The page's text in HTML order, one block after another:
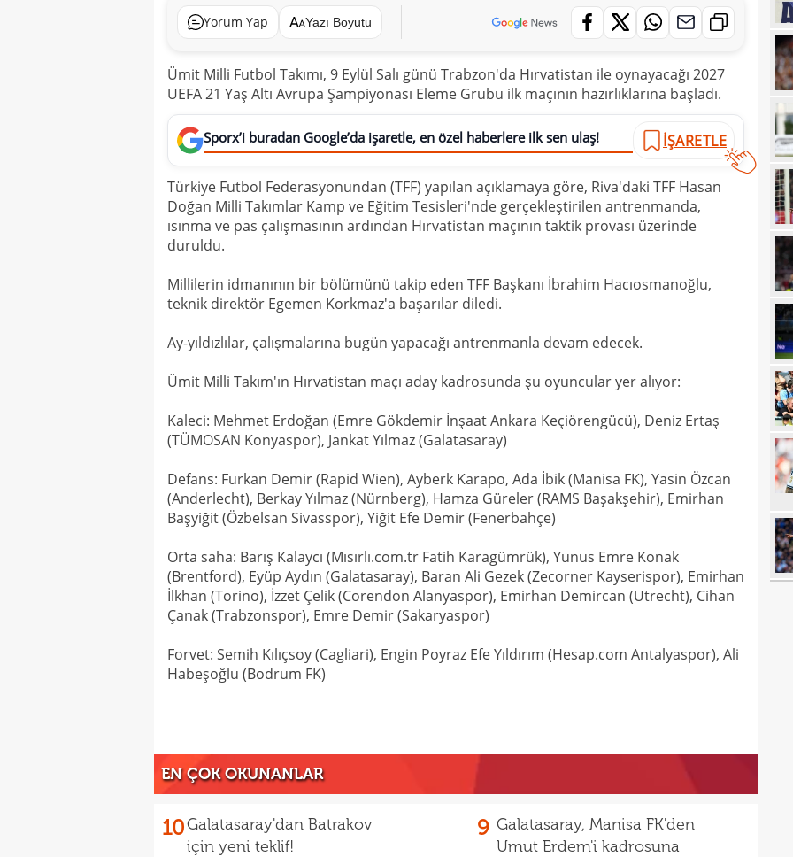
Yorum Yap Yazı Boyutu
Ümit Milli Futbol Takımı, 9 Eylül Salı günü Trabzon'da Hırvatistan ile oynayacağı 2027
UEFA 21 Yaş Altı Avrupa Şampiyonası Eleme Grubu ilk maçının hazırlıklarına başladı.
Sporx’i buradan Google’da işaretle, en özel haberlere ilk sen ulaş! İŞARETLE
Türkiye Futbol Federasyonundan (TFF) yapılan açıklamaya göre, Riva'daki TFF Hasan
Doğan Milli Takımlar Kamp ve Eğitim Tesisleri'nde gerçekleştirilen antrenmanda,
ısınma ve pas çalışmasının ardından Hırvatistan maçının taktik provası üzerinde
duruldu.
Millilerin idmanının bir bölümünü takip eden TFF Başkanı İbrahim Hacıosmanoğlu,
teknik direktör Egemen Korkmaz'a başarılar diledi.
Ay-yıldızlılar, çalışmalarına bugün yapacağı antrenmanla devam edecek.
Ümit Milli Takım'ın Hırvatistan maçı aday kadrosunda şu oyuncular yer alıyor:
Kaleci: Mehmet Erdoğan (Emre Gökdemir İnşaat Ankara Keçiörengücü), Deniz Ertaş
(TÜMOSAN Konyaspor), Jankat Yılmaz (Galatasaray)
Defans: Furkan Demir (Rapid Wien), Ayberk Karapo, Ada İbik (Manisa FK), Yasin Özcan
(Anderlecht), Berkay Yılmaz (Nürnberg), Hamza Güreler (RAMS Başakşehir), Emirhan
Başyiğit (Özbelsan Sivasspor), Yiğit Efe Demir (Fenerbahçe)
Orta saha: Barış Kalaycı (Mısırlı.com.tr Fatih Karagümrük), Yunus Emre Konak
(Brentford), Eyüp Aydın (Galatasaray), Baran Ali Gezek (Zecorner Kayserispor), Emirhan
İlkhan (Torino), İzzet Çelik (Corendon Alanyaspor), Emirhan Demircan (Utrecht), Cihan
Çanak (Trabzonspor), Emre Demir (Sakaryaspor)
Forvet: Semih Kılıçsoy (Cagliari), Engin Poyraz Efe Yıldırım (Hesap.com Antalyaspor), Ali
Habeşoğlu (Bodrum FK)
EN ÇOK OKUNANLAR
10Galatasaray'dan Batrakov
için yeni teklif!
9 Galatasaray, Manisa FK'den
Umut Erdem'i kadrosuna
5
aldı
kattı